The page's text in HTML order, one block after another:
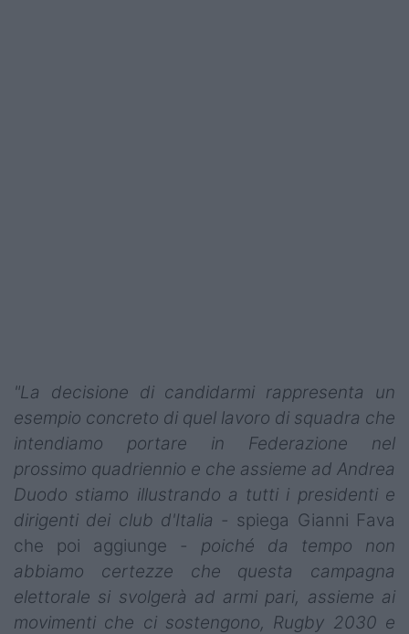
"La decisione di candidarmi rappresenta un
esempio concreto di quel lavoro di squadra che
intendiamo portare in Federazione nel
prossimo quadriennio e che assieme ad Andrea
Duodo stiamo illustrando a tutti i presidenti e
dirigenti dei club d'Italia - spiega Gianni Fava
che poi aggiunge - poiché da tempo non
abbiamo certezze che questa campagna
elettorale si svolgerà ad armi pari, assieme ai
movimenti che ci sostengono, Rugby 2030 e